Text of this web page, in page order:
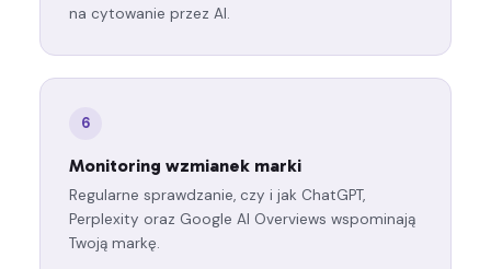
na cytowanie przez AI.
6
Monitoring wzmianek marki
Regularne sprawdzanie, czy i jak ChatGPT,
Perplexity oraz Google AI Overviews wspominają
Twoją markę.